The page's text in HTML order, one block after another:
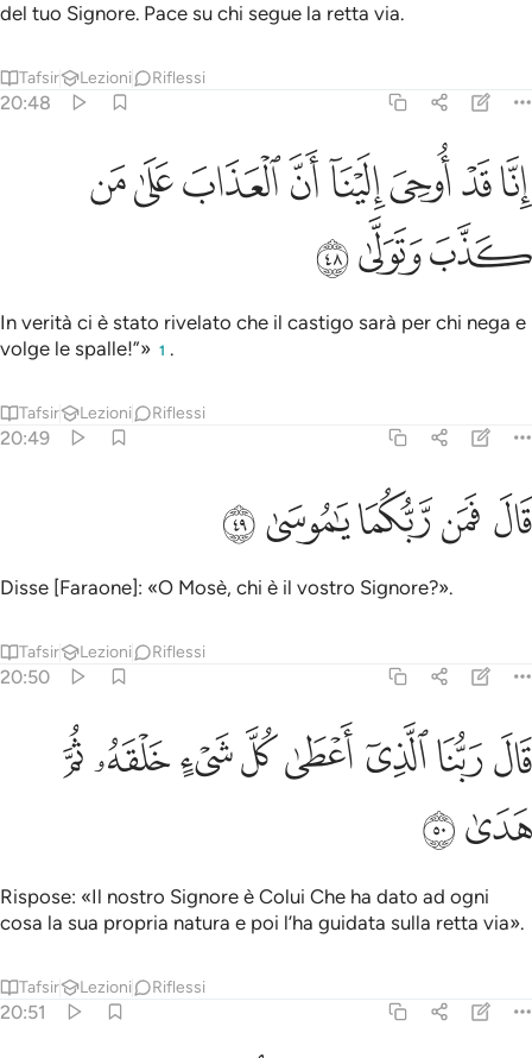
del tuo Signore. Pace su chi segue la retta via.
Tafsir Lezioni Riflessi
20:48
انا قد اوحي الينا ان العذاب على من كذب وتولى ٤٨
إِنَّا قَدْ أُوحِىَ إِلَيْنَآ أَنَّ ٱلْعَذَابَ عَلَىٰ مَن كَذَّبَ وَتَوَلَّىٰ ٤٨
ﳍﳎﳏﳐﳑﳒﳓﳔ
ﳕﳖﳗ
In verità ci è stato rivelato che il castigo sarà per chi nega e
volge le spalle!”» 1 .
Tafsir Lezioni Riflessi
20:49
قال فمن ربكما يا موسى ٤٩
قَالَ فَمَن رَّبُّكُمَا يَـٰمُوسَىٰ ٤٩
ﳘ ﳙﳚﳛﳜ
Disse [Faraone]: «O Mosè, chi è il vostro Signore?».
Tafsir Lezioni Riflessi
20:50
قال ربنا الذي اعطى كل شيء خلقه ثم هدى ٥٠
قَالَ رَبُّنَا ٱلَّذِىٓ أَعْطَىٰ كُلَّ شَىْءٍ خَلْقَهُۥ ثُمَّ هَدَىٰ ٥٠
ﳝﳞﳟﳠﳡﳢﳣﳤ
ﳥﳦ
Rispose: «Il nostro Signore è Colui Che ha dato ad ogni
cosa la sua propria natura e poi l’ha guidata sulla retta via».
Tafsir Lezioni Riflessi
20:51